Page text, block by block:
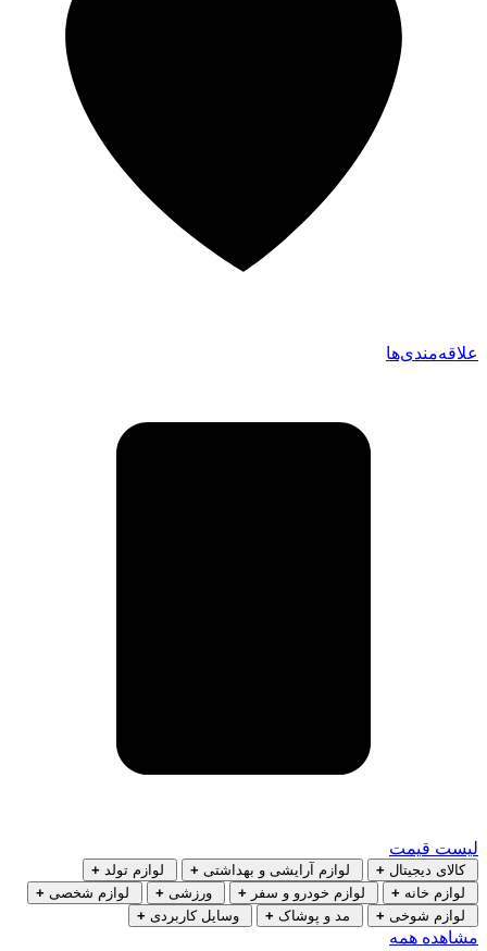
علاقه‌مندی‌ها
لیست قیمت
کالای دیجیتال + لوازم آرایشی و بهداشتی + لوازم تولد +
لوازم خانه + لوازم خودرو و سفر + ورزشی + لوازم شخصی +
لوازم شوخی + مد و پوشاک + وسایل کاربردی +
مشاهده همه